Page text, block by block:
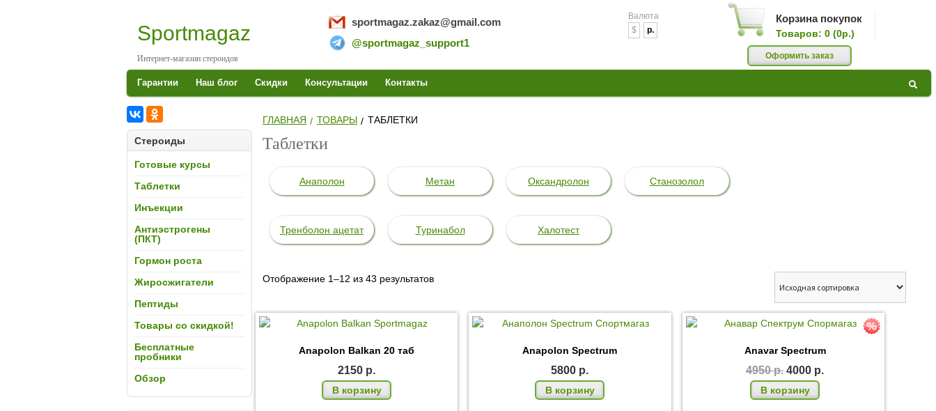
content
Sportmagaz
Интернет-магазин стероидов
sportmagaz.zakaz@gmail.com
@sportmagaz_support1
Валюта
$
p.
Корзина покупок
Товаров: 0 (0р.)
Оформить заказ
SPORTMAGAZ »
КУПИТЬ СТЕРОИДЫ,
ЗАКАЗАТЬ
АНАБОЛИКИ ПО
ПОЧТЕ
СПОРТМАГАЗ
Гарантии Наш блог Скидки Консультации Контакты
Стероиды
Готовые курсы
Таблетки
Инъекции
Антиэстрогены
(ПКТ)
Гормон роста
Жиросжигатели
Пептиды
Товары со скидкой!
Бесплатные
пробники
Обзор
ГЛАВНАЯ ТОВАРЫ ТАБЛЕТКИ
Таблетки
Анаполон Метан Оксандролон Станозолол
Тренболон ацетат Туринабол Халотест
Отображение 1–12 из 43 результатов
Anapolon Balkan 20 таб
2150 р.
В корзину
Anapolon Spectrum
5800 р.
В корзину
Anavar Spectrum
4950р. 4000 р.
В корзину